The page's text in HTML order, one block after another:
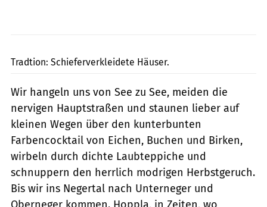
Tradtion: Schieferverkleidete Häuser.
Wir hangeln uns von See zu See, meiden die
nervigen Hauptstraßen und staunen lieber auf
kleinen Wegen über den kunterbunten
Farbencocktail von Eichen, Buchen und Birken,
wirbeln durch dichte Laubteppiche und
schnuppern den herrlich modrigen Herbstgeruch.
Bis wir ins Negertal nach Unterneger und